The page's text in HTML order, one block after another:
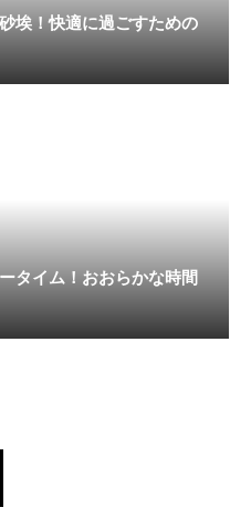
埃！快適に過ごすための
タイム！おおらかな時間